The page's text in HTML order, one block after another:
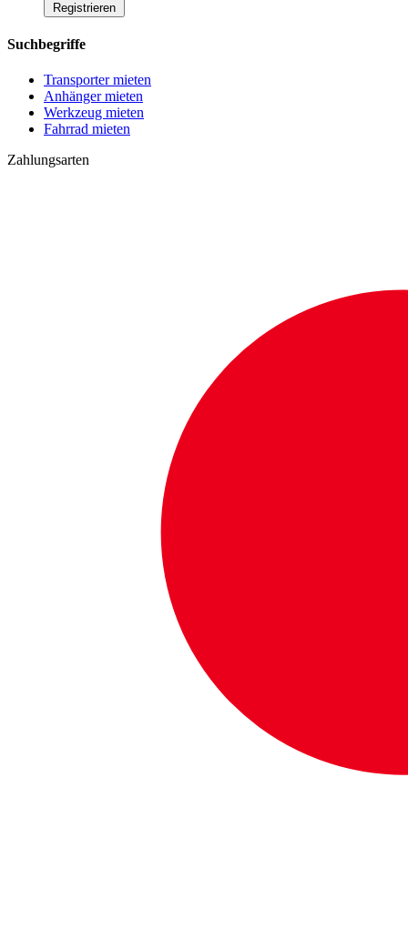
Registrieren
Suchbegriffe
Transporter mieten
Anhänger mieten
Werkzeug mieten
Fahrrad mieten
Zahlungsarten